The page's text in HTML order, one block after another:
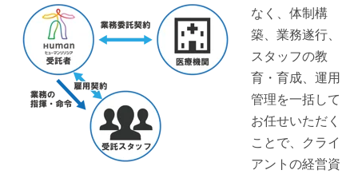
なく、体制構
築、業務遂行、
スタッフの教
育・育成、運用
管理を一括して
お任せいただく
ことで、クライ
アントの経営資